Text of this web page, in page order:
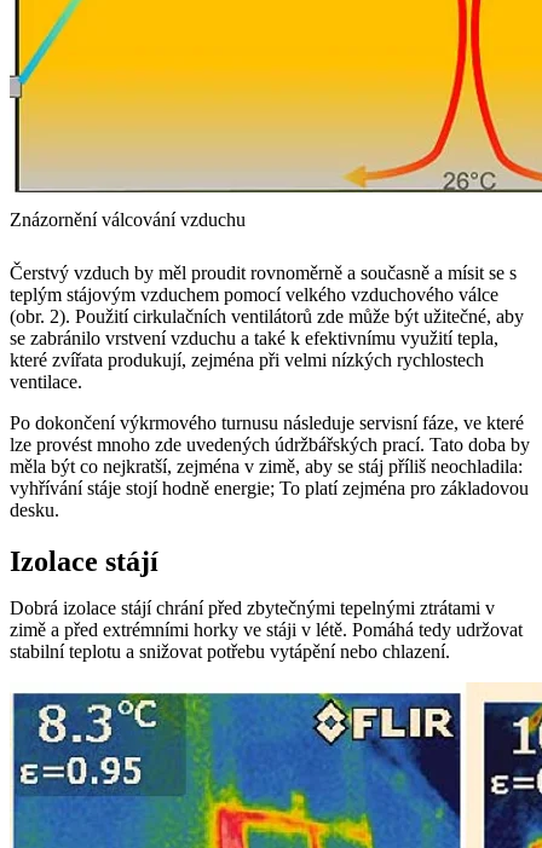
Znázornění válcování vzduchu
Čerstvý vzduch by měl proudit rovnoměrně a současně a mísit se s
teplým stájovým vzduchem pomocí velkého vzduchového válce
(obr. 2). Použití cirkulačních ventilátorů zde může být užitečné, aby
se zabránilo vrstvení vzduchu a také k efektivnímu využití tepla,
které zvířata produkují, zejména při velmi nízkých rychlostech
ventilace.
Po dokončení výkrmového turnusu následuje servisní fáze, ve které
lze provést mnoho zde uvedených údržbářských prací. Tato doba by
měla být co nejkratší, zejména v zimě, aby se stáj příliš neochladila:
vyhřívání stáje stojí hodně energie; To platí zejména pro základovou
desku.
Izolace stájí
Dobrá izolace stájí chrání před zbytečnými tepelnými ztrátami v
zimě a před extrémními horky ve stáji v létě. Pomáhá tedy udržovat
stabilní teplotu a snižovat potřebu vytápění nebo chlazení.